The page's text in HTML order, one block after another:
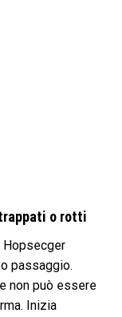
o rotti
passaggio.
non può essere
Inizia